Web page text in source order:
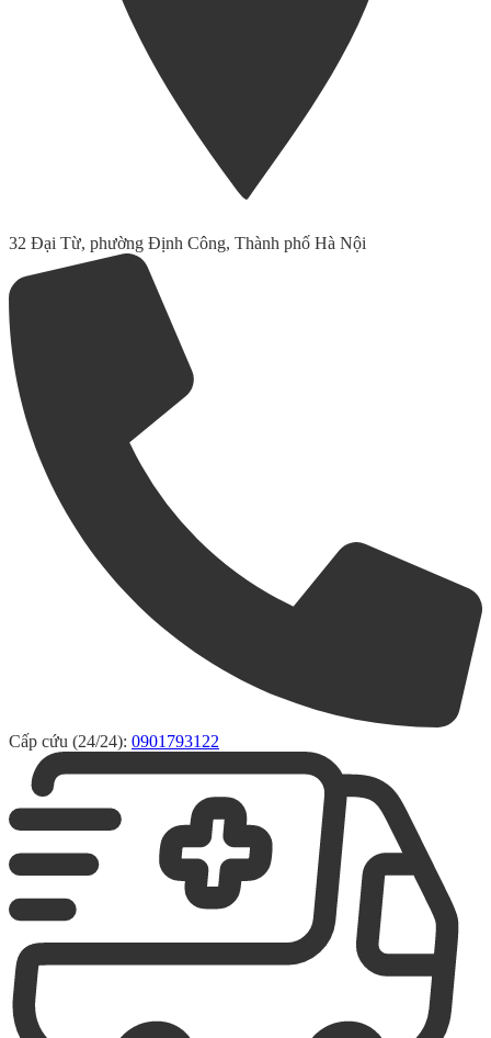
32 Đại Từ, phường Định Công, Thành phố Hà Nội
Cấp cứu (24/24): 0901793122